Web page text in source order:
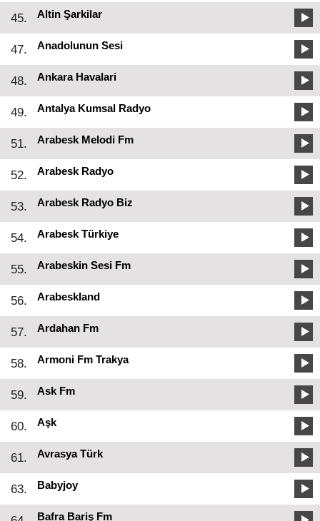
45. Altin Şarkilar
47. Anadolunun Sesi
48. Ankara Havalari
49. Antalya Kumsal Radyo
51. Arabesk Melodi Fm
52. Arabesk Radyo
53. Arabesk Radyo Biz
54. Arabesk Türkiye
55. Arabeskin Sesi Fm
56. Arabeskland
57. Ardahan Fm
58. Armoni Fm Trakya
59. Ask Fm
60. Aşk
61. Avrasya Türk
63. Babyjoy
Bafra Bariş Fm